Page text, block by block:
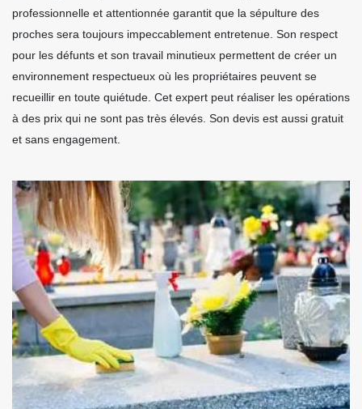
professionnelle et attentionnée garantit que la sépulture des
proches sera toujours impeccablement entretenue. Son respect
pour les défunts et son travail minutieux permettent de créer un
environnement respectueux où les propriétaires peuvent se
recueillir en toute quiétude. Cet expert peut réaliser les opérations
à des prix qui ne sont pas très élevés. Son devis est aussi gratuit
et sans engagement.